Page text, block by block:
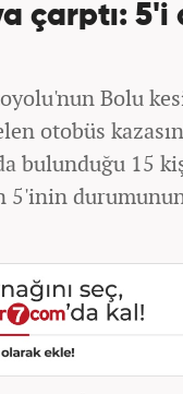
çarptı: 5'i
Bolu
otobüs
bulunduğu 15
5'inin